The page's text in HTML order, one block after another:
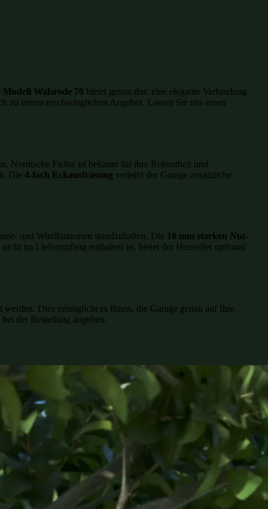
Walsrode 70 bietet genau das: eine elegante Verbindung
zu einem erschwinglichen Angebot. Lassen Sie uns einen
Nordische Fichte ist bekannt für ihre Robustheit und
Die 4-fach Eckausfräsung verleiht der Garage zusätzliche
und Windlastzonen standzuhalten. Die 18 mm starken Nut-
im Lieferumfang enthalten ist, bietet der Hersteller optional
Dies ermöglicht es Ihnen, die Garage genau auf Ihre
der Bestellung angeben.